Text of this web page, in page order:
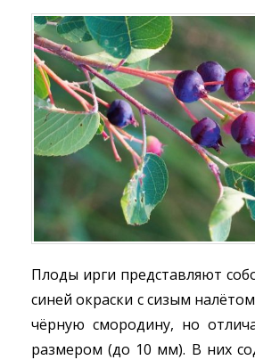
Плоды ирги представляют
синей окраски с сизым
чёрную смородину, но
размером (до 10 мм). В них